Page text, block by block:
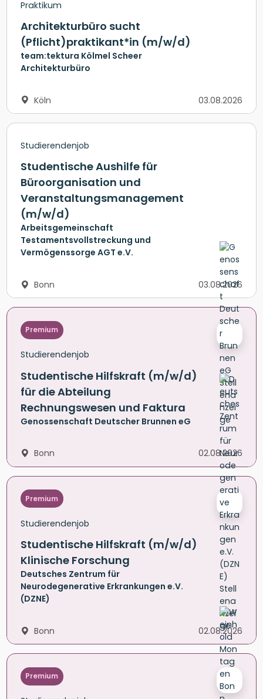
Praktikum
Architekturbüro sucht
(Pflicht)praktikant*in (m/w/d)
team:tektura Kölmel Scheer
Architekturbüro
Köln 03.08.2026
Studierendenjob
Studentische Aushilfe für
Büroorganisation und
Veranstaltungsmanagement
(m/w/d)
Arbeitsgemeinschaft
Testamentsvollstreckung und
Vermögenssorge AGT e.V.
Bonn 03.08.2026
Premium
Studierendenjob
Studentische Hilfskraft (m/w/d)
für die Abteilung
Rechnungswesen und Faktura
Genossenschaft Deutscher Brunnen eG
Bonn 02.08.2026
Premium
Studierendenjob
Studentische Hilfskraft (m/w/d)
Klinische Forschung
Deutsches Zentrum für
Neurodegenerative Erkrankungen e.V.
(DZNE)
Bonn 02.08.2026
Premium